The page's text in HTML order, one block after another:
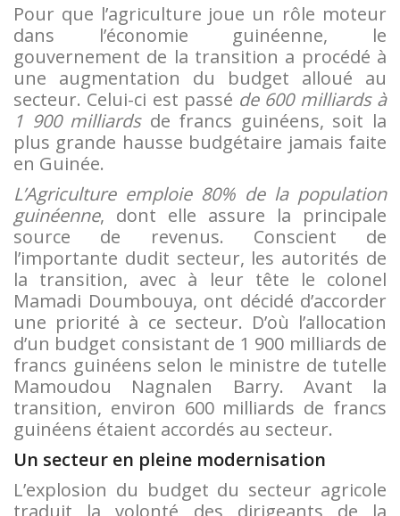
Pour que l’agriculture joue un rôle moteur
dans l’économie guinéenne, le
gouvernement de la transition a procédé à
une augmentation du budget alloué au
secteur. Celui-ci est passé de 600 milliards à
1 900 milliardsde francs guinéens, soit la
plus grande hausse budgétaire jamais faite
en Guinée.
L’Agriculture emploie 80% de la population
guinéenne, dont elle assure la principale
source de revenus. Conscient de
l’importante dudit secteur, les autorités de
la transition, avec à leur tête le colonel
Mamadi Doumbouya, ont décidé d’accorder
une priorité à ce secteur. D’où l’allocation
d’un budget consistant de 1 900 milliards de
francs guinéens selon le ministre de tutelle
Mamoudou Nagnalen Barry. Avant la
transition, environ 600 milliards de francs
guinéens étaient accordés au secteur.
Un secteur en pleine modernisation
L’explosion du budget du secteur agricole
traduit la volonté des dirigeants de la